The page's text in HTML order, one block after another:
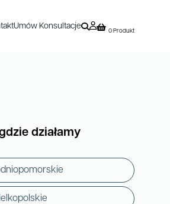
Umów Konsultacje
0 Produkt
działamy